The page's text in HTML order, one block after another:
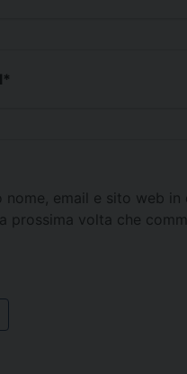
*
nome, email e sito web in
prossima volta che